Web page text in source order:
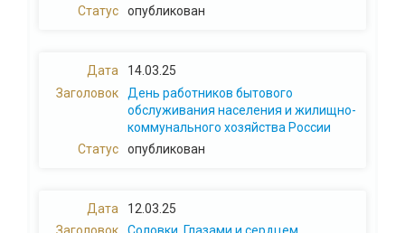
опубликован
14.03.25
День работников бытового
обслуживания населения и жилищно-
коммунального хозяйства России
опубликован
12.03.25